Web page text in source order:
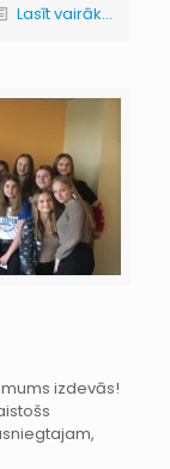
Lasīt vairāk...
izdevās!